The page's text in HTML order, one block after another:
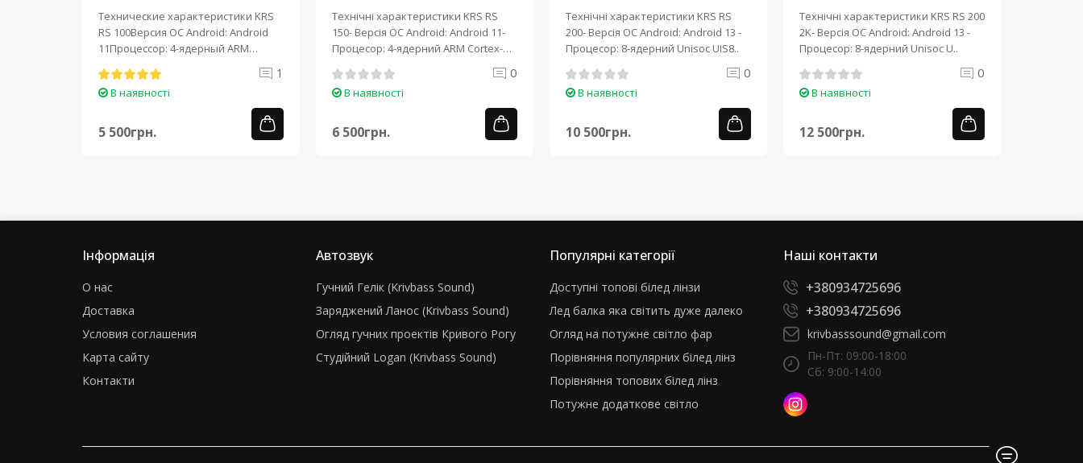
Технические характеристики KRS
RS 100Версия ОС Android: Android
11Процессор: 4-ядерный ARM
1
В наявності
5 500грн.
Технічні характеристики KRS RS
150- Версія ОС Android: Android 11-
Процесор: 4-ядерний ARM Cortex-
0
В наявності
6 500грн.
Технічні характеристики KRS RS
200- Версія ОС Android: Android 13 ​-
Процесор: 8-ядерний Unisoc UIS8..
0
В наявності
10 500грн.
Технічні характеристики KRS RS 200
2K- Версія ОС Android: Android 13 ​-
Процесор: 8-ядерний Unisoc U..
0
В наявності
12 500грн.
Інформація
О нас
Доставка
Условия соглашения
Карта сайту
Контакти
Автозвук
Гучний Гелік (Krivbass Sound)
Заряджений Ланос (Krivbass Sound)
Огляд гучних проектів Кривого Рогу
Студійний Logan (Krivbass Sound)
Популярні категорії
Доступні топові білед лінзи
Лед балка яка світить дуже далеко
Огляд на потужне світло фар
Порівняння популярних білед лінз
Порівняння топових білед лінз
Потужне додаткове світло
Наші контакти
+380934725696
+380934725696
krivbasssound@gmail.com
Пн-Пт: 09:00-18:00
Сб: 9:00-14:00